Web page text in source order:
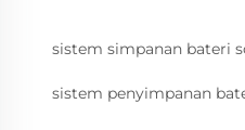
sistem simpanan bateri
sistem penyimpanan